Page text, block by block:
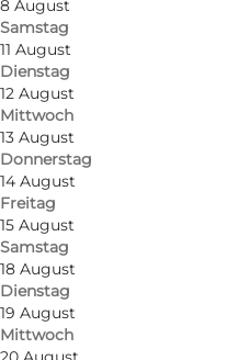
8 August
Samstag
11 August
Dienstag
12 August
Mittwoch
13 August
Donnerstag
14 August
Freitag
15 August
Samstag
18 August
Dienstag
19 August
Mittwoch
Mehr erfahren
Route anzeigen
Mellemgade 15